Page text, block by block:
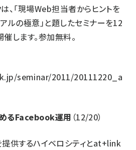
、「現場Web担当者からヒントを
ルの極意」と題したセミナーを12
します。参加無料。
seminar/2011/20111220_a
るFacebook運用 （12/20）
供するハイベロシティとat+link